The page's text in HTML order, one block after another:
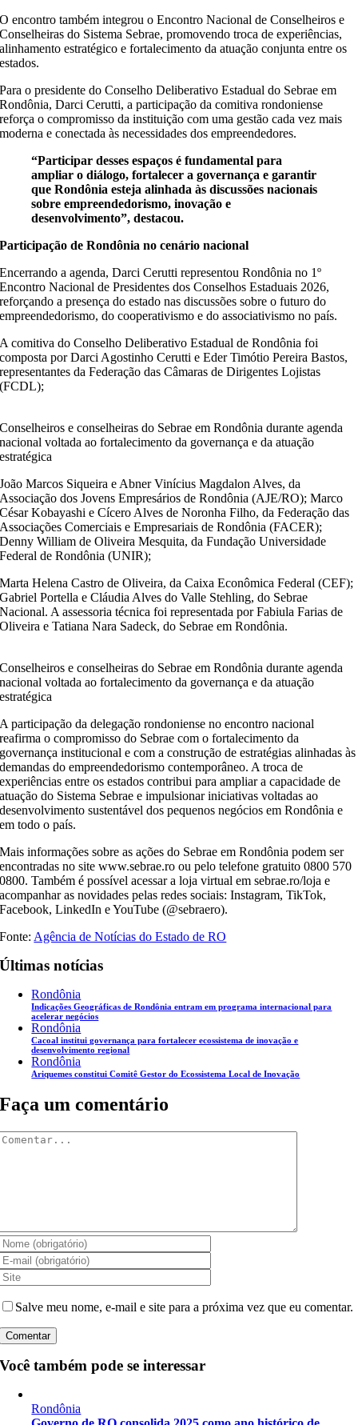
O encontro também integrou o Encontro Nacional de Conselheiros e
Conselheiras do Sistema Sebrae, promovendo troca de experiências,
alinhamento estratégico e fortalecimento da atuação conjunta entre os
estados.
Para o presidente do Conselho Deliberativo Estadual do Sebrae em
Rondônia, Darci Cerutti, a participação da comitiva rondoniense
reforça o compromisso da instituição com uma gestão cada vez mais
moderna e conectada às necessidades dos empreendedores.
“Participar desses espaços é fundamental para
ampliar o diálogo, fortalecer a governança e garantir
que Rondônia esteja alinhada às discussões nacionais
sobre empreendedorismo, inovação e
desenvolvimento”, destacou.
Participação de Rondônia no cenário nacional
Encerrando a agenda, Darci Cerutti representou Rondônia no 1º
Encontro Nacional de Presidentes dos Conselhos Estaduais 2026,
reforçando a presença do estado nas discussões sobre o futuro do
empreendedorismo, do cooperativismo e do associativismo no país.
A comitiva do Conselho Deliberativo Estadual de Rondônia foi
composta por Darci Agostinho Cerutti e Eder Timótio Pereira Bastos,
representantes da Federação das Câmaras de Dirigentes Lojistas
(FCDL);
Conselheiros e conselheiras do Sebrae em Rondônia durante agenda
nacional voltada ao fortalecimento da governança e da atuação
estratégica
João Marcos Siqueira e Abner Vinícius Magdalon Alves, da
Associação dos Jovens Empresários de Rondônia (AJE/RO); Marco
César Kobayashi e Cícero Alves de Noronha Filho, da Federação das
Associações Comerciais e Empresariais de Rondônia (FACER);
Denny William de Oliveira Mesquita, da Fundação Universidade
Federal de Rondônia (UNIR);
Marta Helena Castro de Oliveira, da Caixa Econômica Federal (CEF);
Gabriel Portella e Cláudia Alves do Valle Stehling, do Sebrae
Nacional. A assessoria técnica foi representada por Fabiula Farias de
Oliveira e Tatiana Nara Sadeck, do Sebrae em Rondônia.
Conselheiros e conselheiras do Sebrae em Rondônia durante agenda
nacional voltada ao fortalecimento da governança e da atuação
estratégica
A participação da delegação rondoniense no encontro nacional
reafirma o compromisso do Sebrae com o fortalecimento da
governança institucional e com a construção de estratégias alinhadas às
demandas do empreendedorismo contemporâneo. A troca de
experiências entre os estados contribui para ampliar a capacidade de
atuação do Sistema Sebrae e impulsionar iniciativas voltadas ao
desenvolvimento sustentável dos pequenos negócios em Rondônia e
em todo o país.
Mais informações sobre as ações do Sebrae em Rondônia podem ser
encontradas no site www.sebrae.ro ou pelo telefone gratuito 0800 570
0800. Também é possível acessar a loja virtual em sebrae.ro/loja e
acompanhar as novidades pelas redes sociais: Instagram, TikTok,
Facebook, LinkedIn e YouTube (@sebraero).
Fonte: Agência de Notícias do Estado de RO
Últimas notícias
Rondônia
Indicações Geográficas de Rondônia entram em programa internacional para
acelerar negócios
Rondônia
Cacoal institui governança para fortalecer ecossistema de inovação e
desenvolvimento regional
Rondônia
Ariquemes constitui Comitê Gestor do Ecossistema Local de Inovação
Faça um comentário
Salve meu nome, e-mail e site para a próxima vez que eu comentar.
Você também pode se interessar
Rondônia